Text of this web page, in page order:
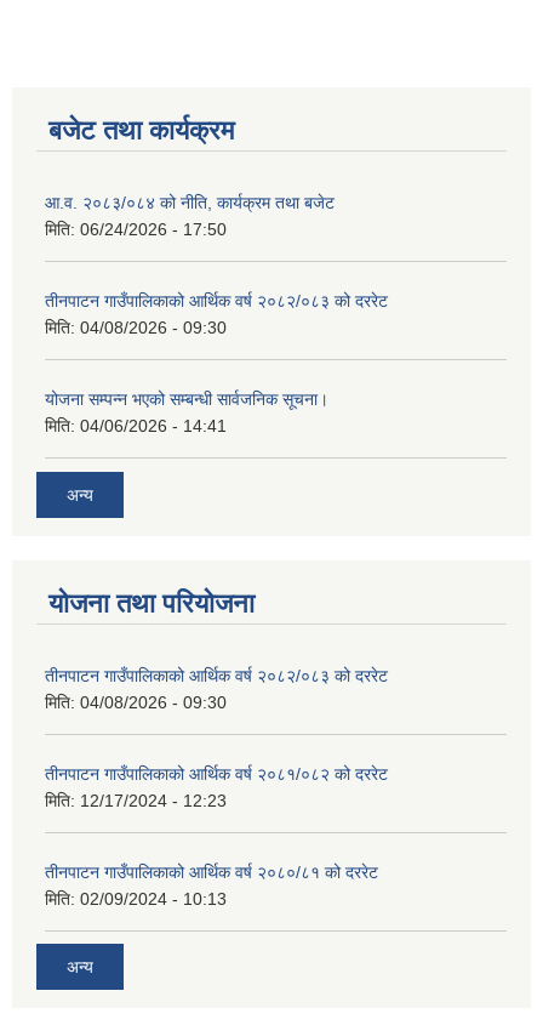
बजेट तथा कार्यक्रम
आ.व. २०८३/०८४ को नीति, कार्यक्रम तथा बजेट
मिति: 06/24/2026 - 17:50
तीनपाटन गाउँपालिकाको आर्थिक वर्ष २०८२/०८३ को दररेट
मिति: 04/08/2026 - 09:30
योजना सम्पन्न भएको सम्बन्धी सार्वजनिक सूचना।
मिति: 04/06/2026 - 14:41
अन्य
योजना तथा परियोजना
तीनपाटन गाउँपालिकाको आर्थिक वर्ष २०८२/०८३ को दररेट
मिति: 04/08/2026 - 09:30
तीनपाटन गाउँपालिकाको आर्थिक वर्ष २०८१/०८२ को दररेट
मिति: 12/17/2024 - 12:23
तीनपाटन गाउँपालिकाको आर्थिक वर्ष २०८०/८१ को दररेट
मिति: 02/09/2024 - 10:13
अन्य